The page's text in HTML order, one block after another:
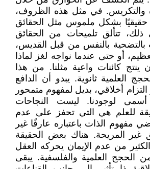
والتكريس. في مثل هذه الظروف،
حقيقيًا بشكل ملموس مثل الحقائق
ذلك، تتألق تلميحات من الحقائق
بالتضحية بالنفس من قبل القديس،
أو حتى عندما نواجه لغز لماذا
كائنات واعية مثلنا. من هذا
العلمية ثانوية. يبدو أن الدافع
أخلاقي، بديل لمفهوم متمحور
لوجودنا. ليست النجاحات
للعلم هي التي تحفز على عدم
مفهوم الذات باعتباره عارفًا غير
غير المريحة. هناك بعض الحقيقة
من عدم الإيمان يحركه العقل
من الحجج العلمية والفلسفية. يبقى